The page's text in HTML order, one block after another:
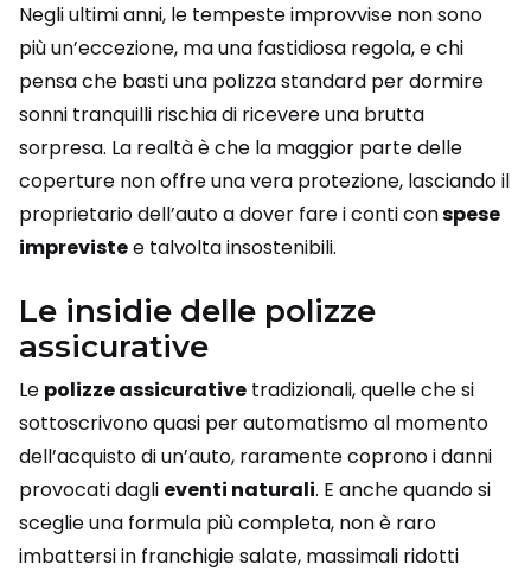
Negli ultimi anni, le tempeste improvvise non sono
più un’eccezione, ma una fastidiosa regola, e chi
pensa che basti una polizza standard per dormire
sonni tranquilli rischia di ricevere una brutta
sorpresa. La realtà è che la maggior parte delle
coperture non offre una vera protezione, lasciando il
proprietario dell’auto a dover fare i conti conspese
imprevistee talvolta insostenibili.
Le insidie delle polizze
assicurative
Le polizze assicurative tradizionali, quelle che si
sottoscrivono quasi per automatismo al momento
dell’acquisto di un’auto, raramente coprono i danni
provocati dagli eventi naturali. E anche quando si
sceglie una formula più completa, non è raro
imbattersi in franchigie salate, massimali ridotti